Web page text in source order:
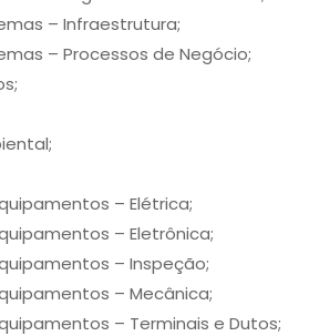
– Infraestrutura;
– Processos de Negócio;
– Elétrica;
– Eletrônica;
– Inspeção;
– Mecânica;
– Terminais e Dutos;